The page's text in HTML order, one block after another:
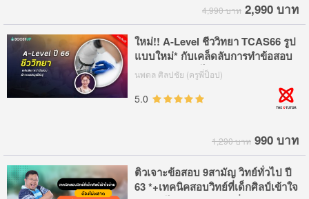
4,990 บาท 2,990 บาท
ใหม่!! A-Level ชีววิทยา TCAS66 รูป
แบบใหม่* กับเคล็ดลับการทำข้อสอบ
ฟ้าดคะแนนฉุดไม่อยู่
นพดล ศิลปชัย (ครูพี่ป็อป)
5.0
1,290 บาท 990 บาท
ติวเจาะข้อสอบ 9สามัญ วิทย์ทั่วไป ปี
63 *+เทคนิคสอบวิทย์ที่เด็กศิลป์เข้าใจ